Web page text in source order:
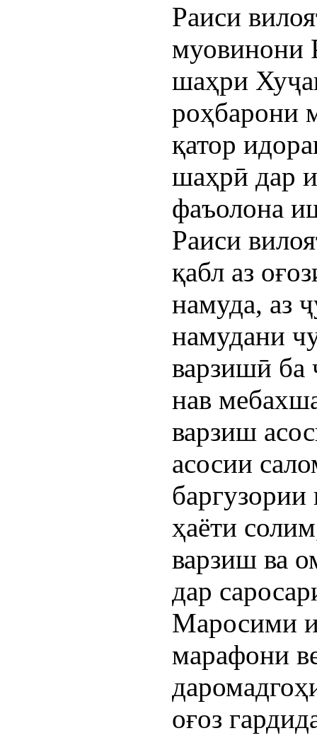
Раиси
муовинони
шаҳри
роҳбарони
қатор
шаҳрӣ дар
фаъолона
Раиси
қабл аз
намуда, аз
намудани
варзишӣ ба
нав
варзиш
асосии
ҳаёти
варзиш ва
дар
Маросими
марафони
оғоз